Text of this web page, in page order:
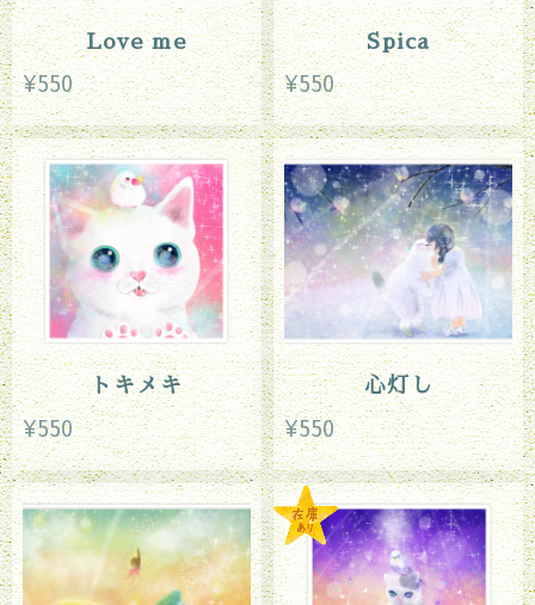
Love me
¥550
Spica
¥550
トキメキ
¥550
心灯し
¥550